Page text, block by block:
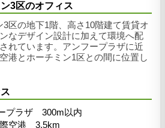
3区のオフィス
区の地下1階、高さ10階建て賃貸オ
なデザイン設計に加えて環境へ配
れています。アンフープラザに近
港とホーチミン1区との間に位置し
プラザ 300m以内
際空港 3.5km